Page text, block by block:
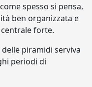
spesso si pensa,
ben organizzata e
forte.
piramidi serviva
periodi di